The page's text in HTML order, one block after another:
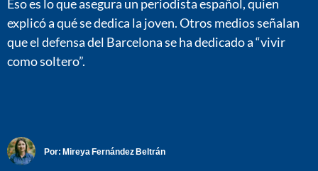
Eso es lo que asegura un periodista español, quien
explicó a qué se dedica la joven. Otros medios señalan
que el defensa del Barcelona se ha dedicado a “vivir
como soltero”.
Por: Mireya Fernández Beltrán